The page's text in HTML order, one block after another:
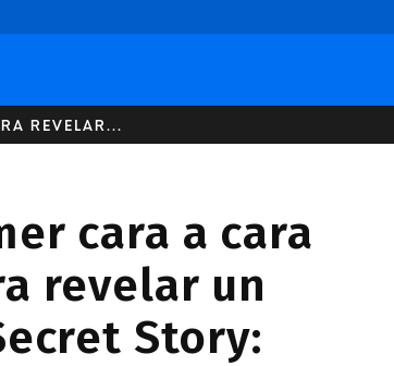
REVELAR...
cara a cara
revelar un
Story: